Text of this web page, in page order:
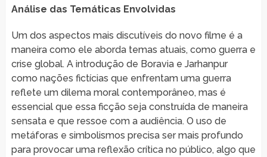
Análise das Temáticas Envolvidas
Um dos aspectos mais discutíveis do novo filme é a
maneira como ele aborda temas atuais, como guerra e
crise global. A introdução de Boravia e Jarhanpur
como nações fictícias que enfrentam uma guerra
reflete um dilema moral contemporâneo, mas é
essencial que essa ficção seja construída de maneira
sensata e que ressoe com a audiência. O uso de
metáforas e simbolismos precisa ser mais profundo
para provocar uma reflexão crítica no público, algo que